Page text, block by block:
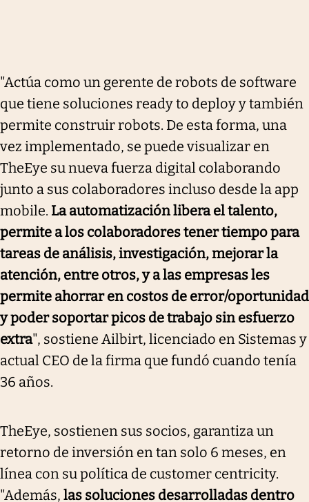
"Actúa como un gerente de robots de software
que tiene soluciones ready to deploy y también
permite construir robots. De esta forma, una
vez implementado, se puede visualizar en
TheEye su nueva fuerza digital colaborando
junto a sus colaboradores incluso desde la app
mobile. La automatización libera el talento,
permite a los colaboradores tener tiempo para
tareas de análisis, investigación, mejorar la
atención, entre otros, y a las empresas les
permite ahorrar en costos de error/oportunidad
y poder soportar picos de trabajo sin esfuerzo
extra", sostiene Ailbirt, licenciado en Sistemas y
actual CEO de la firma que fundó cuando tenía
36 años.
TheEye, sostienen sus socios, garantiza un
retorno de inversión en tan solo 6 meses, en
línea con su política de customer centricity.
"Además, las soluciones desarrolladas dentro